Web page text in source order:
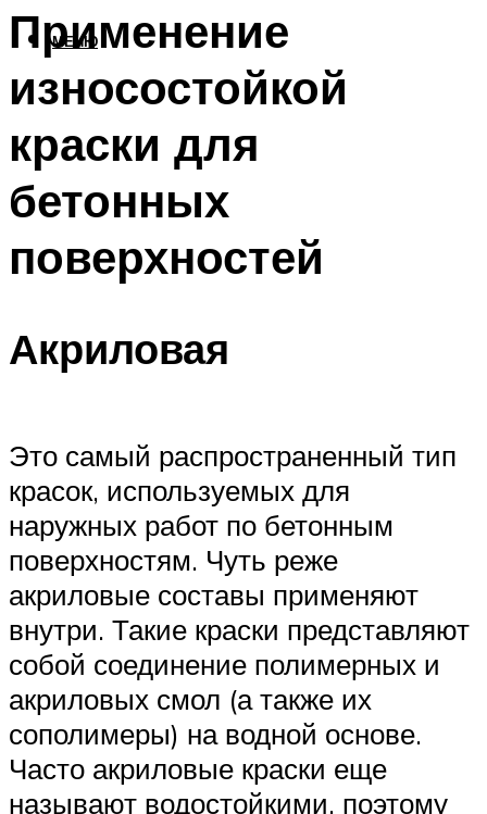
МЕНЮ
Применение
износостойкой
краски для
бетонных
поверхностей
Акриловая
Это самый распространенный тип
красок, используемых для
наружных работ по бетонным
поверхностям. Чуть реже
акриловые составы применяют
внутри. Такие краски представляют
собой соединение полимерных и
акриловых смол (а также их
сополимеры) на водной основе.
Часто акриловые краски еще
называют водостойкими, поэтому